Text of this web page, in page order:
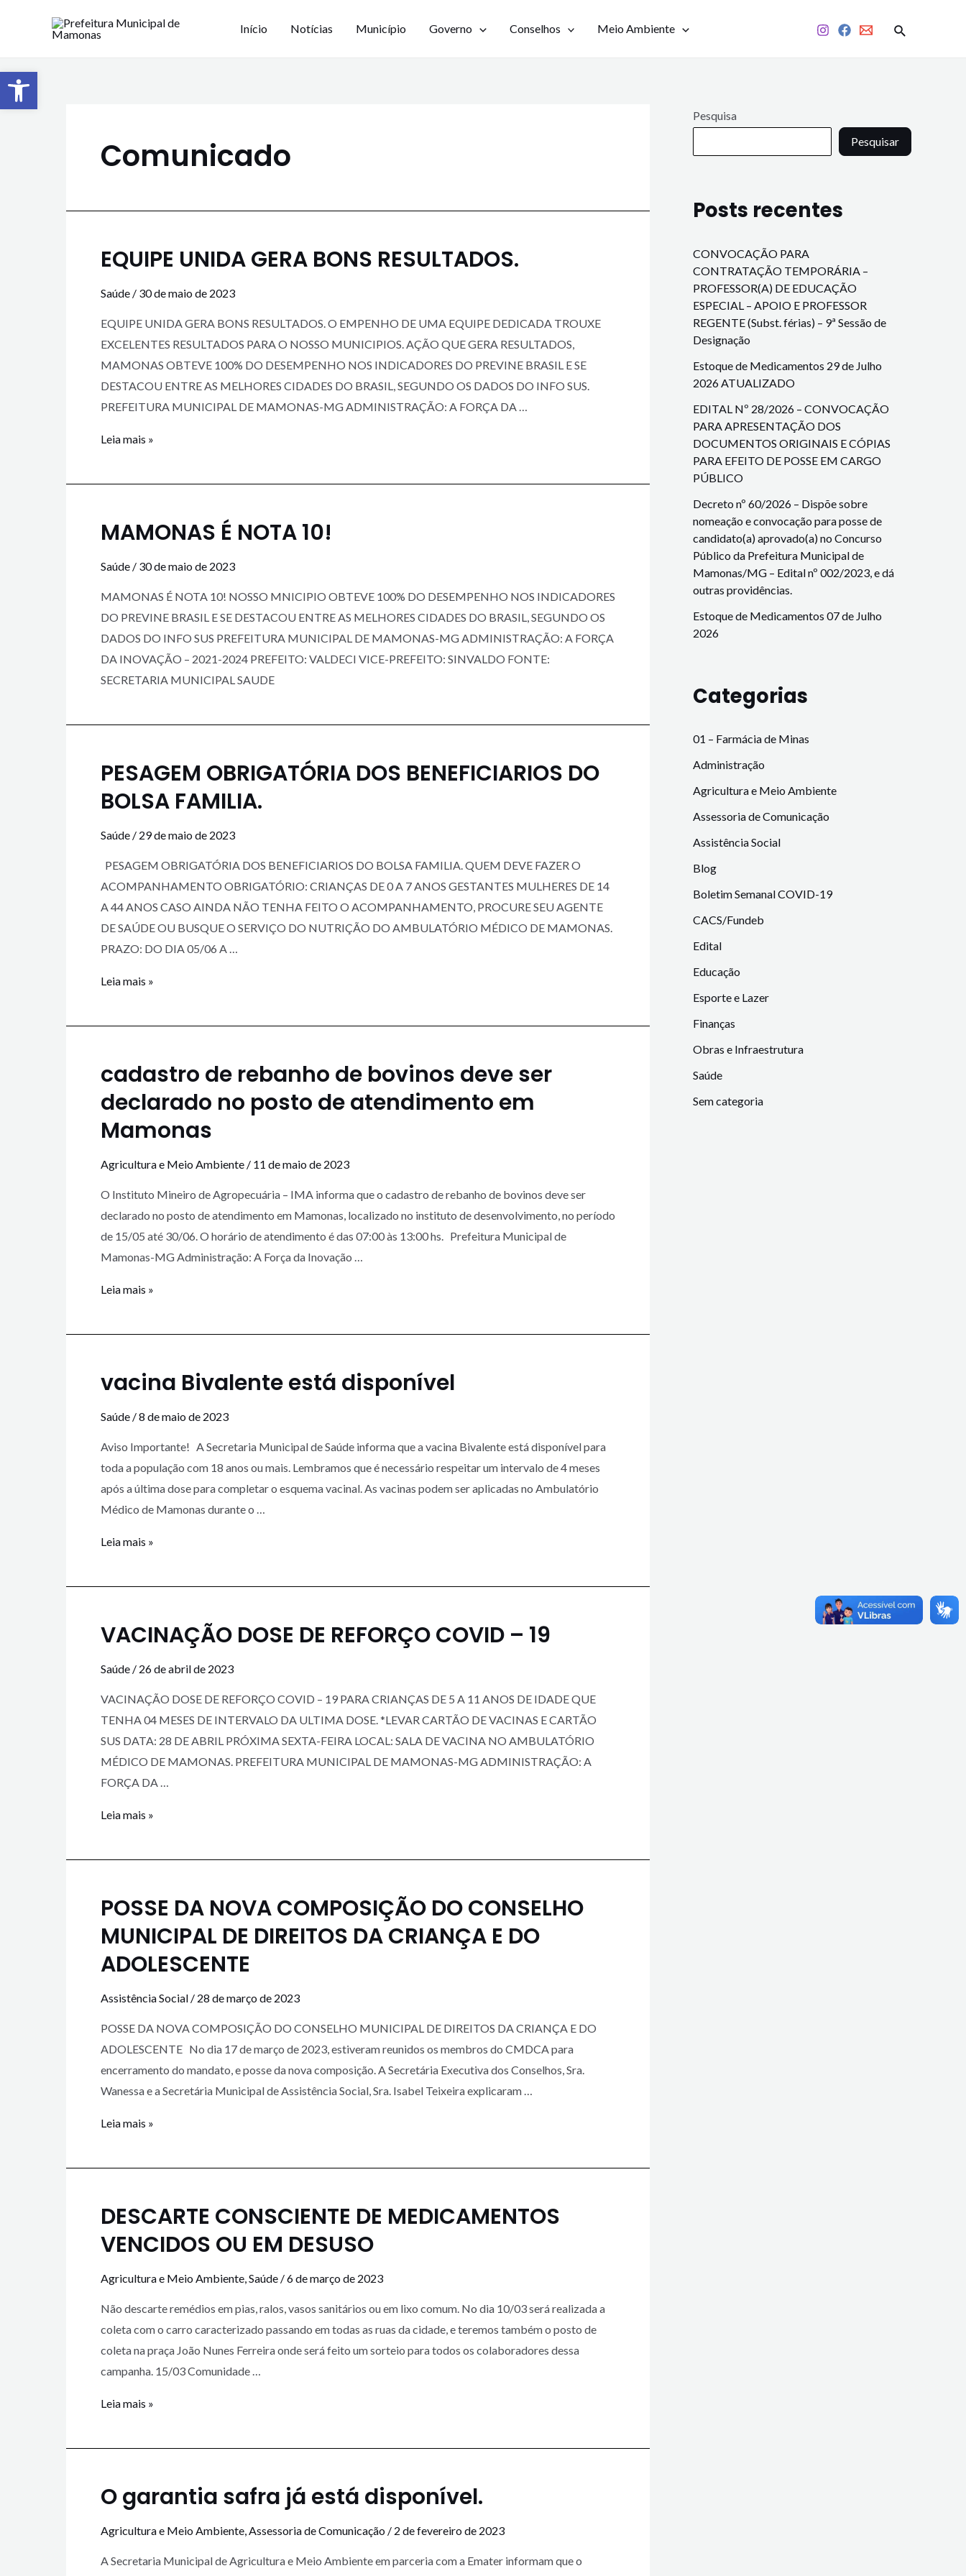
Início Notícias Município Governo Conselhos Meio Ambiente
Comunicado
EQUIPE UNIDA GERA BONS RESULTADOS.
Saúde / 30 de maio de 2023
EQUIPE UNIDA GERA BONS RESULTADOS. O EMPENHO DE UMA EQUIPE DEDICADA TROUXE
EXCELENTES RESULTADOS PARA O NOSSO MUNICIPIOS. AÇÃO QUE GERA RESULTADOS,
MAMONAS OBTEVE 100% DO DESEMPENHO NOS INDICADORES DO PREVINE BRASIL E SE
DESTACOU ENTRE AS MELHORES CIDADES DO BRASIL, SEGUNDO OS DADOS DO INFO SUS.
PREFEITURA MUNICIPAL DE MAMONAS-MG ADMINISTRAÇÃO: A FORÇA DA …
Leia mais »
MAMONAS É NOTA 10!
Saúde / 30 de maio de 2023
MAMONAS É NOTA 10! NOSSO MNICIPIO OBTEVE 100% DO DESEMPENHO NOS INDICADORES
DO PREVINE BRASIL E SE DESTACOU ENTRE AS MELHORES CIDADES DO BRASIL, SEGUNDO OS
DADOS DO INFO SUS PREFEITURA MUNICIPAL DE MAMONAS-MG ADMINISTRAÇÃO: A FORÇA
DA INOVAÇÃO – 2021-2024 PREFEITO: VALDECI VICE-PREFEITO: SINVALDO FONTE:
SECRETARIA MUNICIPAL SAUDE
PESAGEM OBRIGATÓRIA DOS BENEFICIARIOS DO
BOLSA FAMILIA.
Saúde / 29 de maio de 2023
PESAGEM OBRIGATÓRIA DOS BENEFICIARIOS DO BOLSA FAMILIA. QUEM DEVE FAZER O
ACOMPANHAMENTO OBRIGATÓRIO: CRIANÇAS DE 0 A 7 ANOS GESTANTES MULHERES DE 14
A 44 ANOS CASO AINDA NÃO TENHA FEITO O ACOMPANHAMENTO, PROCURE SEU AGENTE
DE SAÚDE OU BUSQUE O SERVIÇO DO NUTRIÇÃO DO AMBULATÓRIO MÉDICO DE MAMONAS.
PRAZO: DO DIA 05/06 A …
Leia mais »
cadastro de rebanho de bovinos deve ser
declarado no posto de atendimento em
Mamonas
Agricultura e Meio Ambiente / 11 de maio de 2023
O Instituto Mineiro de Agropecuária – IMA informa que o cadastro de rebanho de bovinos deve ser
declarado no posto de atendimento em Mamonas, localizado no instituto de desenvolvimento, no período
de 15/05 até 30/06. O horário de atendimento é das 07:00 às 13:00 hs. Prefeitura Municipal de
Mamonas-MG Administração: A Força da Inovação …
Leia mais »
vacina Bivalente está disponível
Saúde /8 de maio de 2023
Aviso Importante! A Secretaria Municipal de Saúde informa que a vacina Bivalente está disponível para
toda a população com 18 anos ou mais. Lembramos que é necessário respeitar um intervalo de 4 meses
após a última dose para completar o esquema vacinal. As vacinas podem ser aplicadas no Ambulatório
Médico de Mamonas durante o …
Leia mais »
VACINAÇÃO DOSE DE REFORÇO COVID – 19
Saúde / 26 de abril de 2023
VACINAÇÃO DOSE DE REFORÇO COVID – 19 PARA CRIANÇAS DE 5 A 11 ANOS DE IDADE QUE
TENHA 04 MESES DE INTERVALO DA ULTIMA DOSE. *LEVAR CARTÃO DE VACINAS E CARTÃO
SUS DATA: 28 DE ABRIL PRÓXIMA SEXTA-FEIRA LOCAL: SALA DE VACINA NO AMBULATÓRIO
MÉDICO DE MAMONAS. PREFEITURA MUNICIPAL DE MAMONAS-MG ADMINISTRAÇÃO: A
FORÇA DA …
Leia mais »
POSSE DA NOVA COMPOSIÇÃO DO CONSELHO
MUNICIPAL DE DIREITOS DA CRIANÇA E DO
ADOLESCENTE
Assistência Social / 28 de março de 2023
POSSE DA NOVA COMPOSIÇÃO DO CONSELHO MUNICIPAL DE DIREITOS DA CRIANÇA E DO
ADOLESCENTE No dia 17 de março de 2023, estiveram reunidos os membros do CMDCA para
encerramento do mandato, e posse da nova composição. A Secretária Executiva dos Conselhos, Sra.
Wanessa e a Secretária Municipal de Assistência Social, Sra. Isabel Teixeira explicaram …
Leia mais »
DESCARTE CONSCIENTE DE MEDICAMENTOS
VENCIDOS OU EM DESUSO
Agricultura e Meio Ambiente,Saúde /6 de março de 2023
Não descarte remédios em pias, ralos, vasos sanitários ou em lixo comum. No dia 10/03 será realizada a
coleta com o carro caracterizado passando em todas as ruas da cidade, e teremos também o posto de
coleta na praça João Nunes Ferreira onde será feito um sorteio para todos os colaboradores dessa
campanha. 15/03 Comunidade …
Leia mais »
O garantia safra já está disponível.
Agricultura e Meio Ambiente,Assessoria de Comunicação / 2 de fevereiro de 2023
A Secretaria Municipal de Agricultura e Meio Ambiente em parceria com a Emater informam que o
Pesquisa
Pesquisar
Posts recentes
CONVOCAÇÃO PARA
CONTRATAÇÃO TEMPORÁRIA –
PROFESSOR(A) DE EDUCAÇÃO
ESPECIAL – APOIO E PROFESSOR
REGENTE (Subst. férias) – 9ª Sessão de
Designação
Estoque de Medicamentos 29 de Julho
2026 ATUALIZADO
EDITAL Nº 28/2026 – CONVOCAÇÃO
PARA APRESENTAÇÃO DOS
DOCUMENTOS ORIGINAIS E CÓPIAS
PARA EFEITO DE POSSE EM CARGO
PÚBLICO
Decreto nº 60/2026 – Dispõe sobre
nomeação e convocação para posse de
candidato(a) aprovado(a) no Concurso
Público da Prefeitura Municipal de
Mamonas/MG – Edital nº 002/2023, e dá
outras providências.
Estoque de Medicamentos 07 de Julho
2026
Categorias
01 – Farmácia de Minas
Administração
Agricultura e Meio Ambiente
Assessoria de Comunicação
Assistência Social
Blog
Boletim Semanal COVID-19
CACS/Fundeb
Edital
Educação
Esporte e Lazer
Finanças
Obras e Infraestrutura
Saúde
Sem categoria
Barra de Ferramentas Aberta